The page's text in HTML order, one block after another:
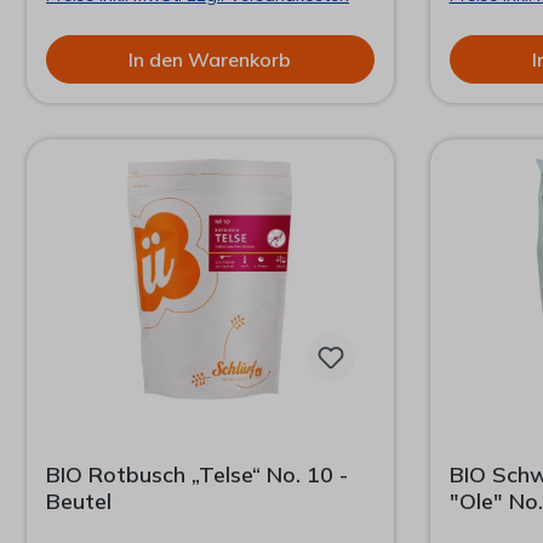
In den Warenkorb
öffnet
sich. Sie
einen
BIO Rotbusch „Telse“ No. 10 -
Beutel
BIO
"Ole"